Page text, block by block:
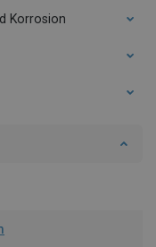
Korrosion